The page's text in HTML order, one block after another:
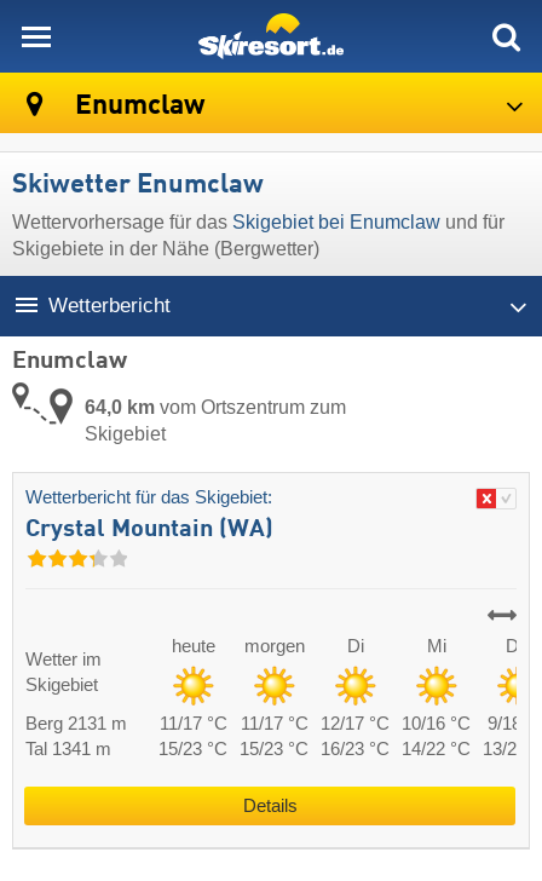
Enumclaw
Skiwetter Enumclaw
Wettervorhersage für das Skigebiet bei Enumclaw und für
Skigebiete in der Nähe (Bergwetter)
Wetterbericht
Enumclaw
64,0 km vom Ortszentrum zum
Skigebiet
Wetterbericht für das Skigebiet:
Crystal Mountain (WA)
Wetter im
Skigebiet
heute morgen Di Mi Do
Berg 2131 m 11/17 °C 11/17 °C 12/17 °C 10/16 °C
9/18
Tal 1341 m
15/23 °C 15/23 °C 16/23 °C 14/22 °C 13/24
Details